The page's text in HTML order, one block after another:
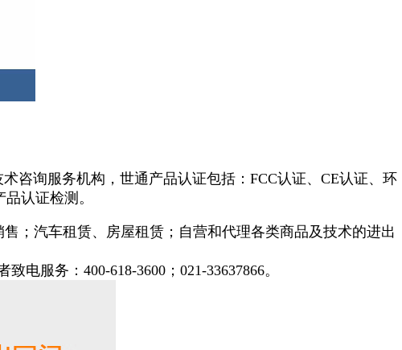
咨询服务机构，世通产品认证包括：FCC认证、CE认证、环
认证检测。
；汽车租赁、房屋租赁；自营和代理各类商品及技术的进出
电服务：400-618-3600；021-33637866。